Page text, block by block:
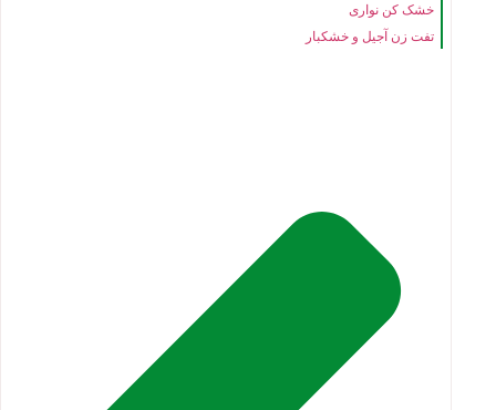
خشک کن نواری
تفت زن آجیل و خشکبار